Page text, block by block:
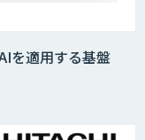
を適用する基盤